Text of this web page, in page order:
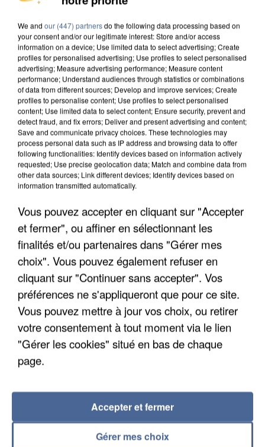
DE SOLIDARITÉ AVEC LES...
APRÈS TOUTES CES CANICULES, LES REFUGES
DE FAUNE SAUVAGE SONT...
We and our (447) partnersdo the following data processing based on
your consent and/or our legitimate interest: Store and/or access
information on a device; Use limited data to select advertising; Create
profiles for personalised advertising; Use profiles to select personalised
advertising; Measure advertising performance; Measure content
performance; Understand audiences through statistics or combinations
of data from different sources; Develop and improve services; Create
profiles to personalise content; Use profiles to select personalised
content; Use limited data to select content; Ensure security, prevent and
detect fraud, and fix errors; Deliver and present advertising and content;
Save and communicate privacy choices. These technologies may
process personal data such as IP address and browsing data to offer
following functionalities: Identify devices based on information actively
requested; Use precise geolocation data; Match and combine data from
other data sources; Link different devices; Identify devices based on
information transmitted automatically.
Vous pouvez accepter en cliquant sur "Accepter
et fermer", ou affiner en sélectionnant les
finalités et/ou partenaires dans "Gérer mes
choix". Vous pouvez également refuser en
cliquant sur "Continuer sans accepter". Vos
préférences ne s'appliqueront que pour ce site.
Vous pouvez mettre à jour vos choix, ou retirer
votre consentement à tout moment via le lien
"Gérer les cookies" situé en bas de chaque
page.
Gérer mes choix
Accepter et fermer